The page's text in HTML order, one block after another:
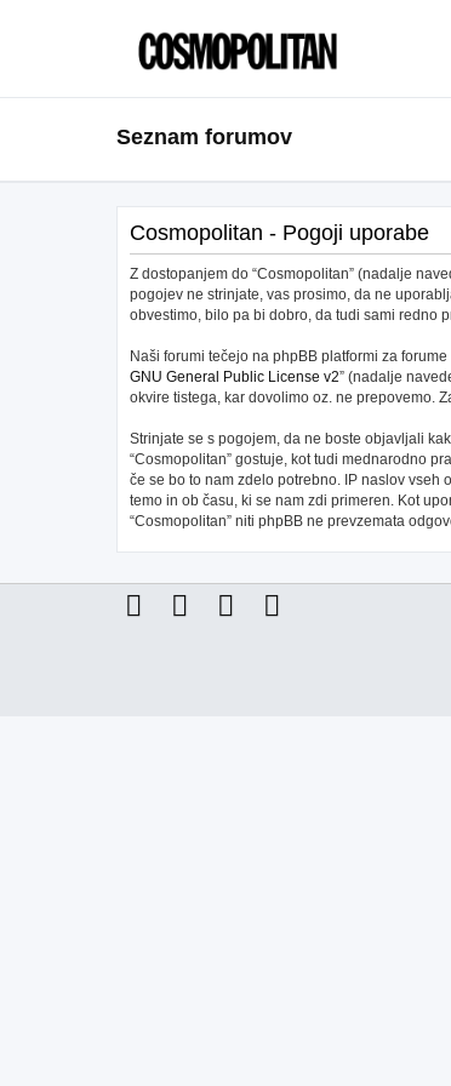
Seznam forumov
Cosmopolitan - Pogoji uporabe
Z dostopanjem do “Cosmopolitan” (nadalje
pogojev ne strinjate, vas prosimo, da ne
obvestimo, bilo pa bi dobro, da tudi sami redno
Naši forumi tečejo na phpBB platformi za forume
GNU General Public License v2” (nadalje
okvire tistega, kar dovolimo oz. ne prepovemo.
Strinjate se s pogojem, da ne boste objavljali
“Cosmopolitan” gostuje, kot tudi mednarodno
če se bo to nam zdelo potrebno. IP naslov vseh
temo in ob času, ki se nam zdi primeren. Kot
“Cosmopolitan” niti phpBB ne prevzemata